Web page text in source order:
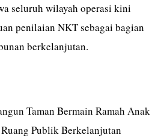
seluruh wilayah operasi kini
penilaian NKT sebagai bagian
berkelanjutan.
Taman Bermain Ramah Anak
Publik Berkelanjutan